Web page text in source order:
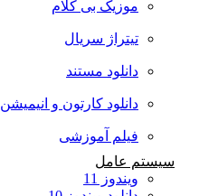
موزیک بی کلام
تیتراژ سریال
دانلود مستند
دانلود کارتون و انیمیشن
فیلم آموزشی
سیستم عامل
ویندوز 11